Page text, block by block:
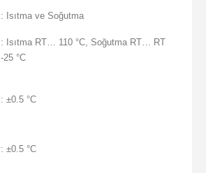
: Isıtma ve Soğutma
: Isıtma RT… 110 °C, Soğutma RT… RT
-25 °C
: ±0.5 °C
: ±0.5 °C